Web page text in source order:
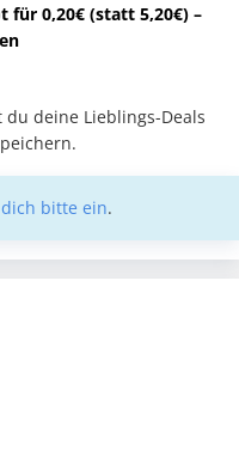
für 0,20€ (statt 5,20€) –
deine Lieblings-Deals
bitte ein.